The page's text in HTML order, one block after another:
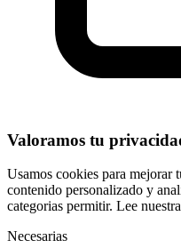
Valoramos tu
Usamos cookies para mejorar
contenido personalizado y
categorias permitir. Lee nuestra
Necesarias